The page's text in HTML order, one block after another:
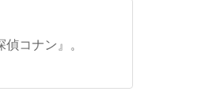
コナン』。